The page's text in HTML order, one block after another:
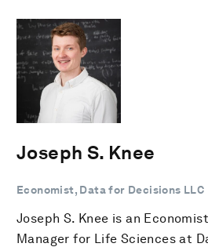
Joseph S. Knee
Economist, Data for Decisions LLC
Joseph S. Knee is an
Manager for Life Sciences at